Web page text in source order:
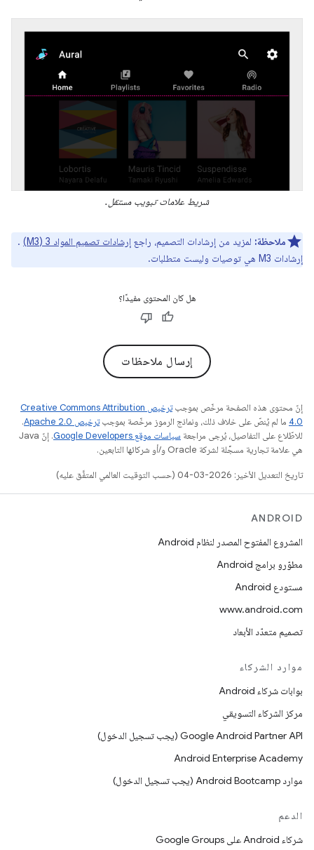
شريط علامات تبويب مستقل.
ملاحظة: لمزيد من إرشادات التصميم، راجع إرشادات تصميم المواد 3 (M3)
.
إرشادات M3 هي توصيات وليست متطلبات.
هل كان المحتوى مفيدًا؟
إرسال ملاحظات
إنّ محتوى هذه الصفحة مرخّص بموجب
ترخيص Creative Commons Attribution
4.0‏ ما لم يُنصّ على خلاف ذلك، ونماذج الرموز مرخّصة بموجبترخيص Apache 2.0‏
.
للاطّلاع على التفاصيل، يُرجى مراجعة سياسات موقع Google Developers‏
. إنّ Java
هي علامة تجارية مسجَّلة لشركة Oracle و/أو شركائها التابعين.
تاريخ التعديل الأخير: 2026-03-04 (حسب التوقيت العالمي المتفَّق عليه)
ANDROID
المشروع المفتوح المصدر لنظام Android
مطوّرو برامج Android
مستودع Android
www.android.com
تصميم متعدّد الأبعاد
موارد الشركاء
بوابات شركاء Android
مركز الشركاء التسويقي
‫Google Android Partner API (يجب تسجيل الدخول)
Android Enterprise Academy
موارد Android Bootcamp (يجب تسجيل الدخول)
الدعم
شركاء Android على Google Groups